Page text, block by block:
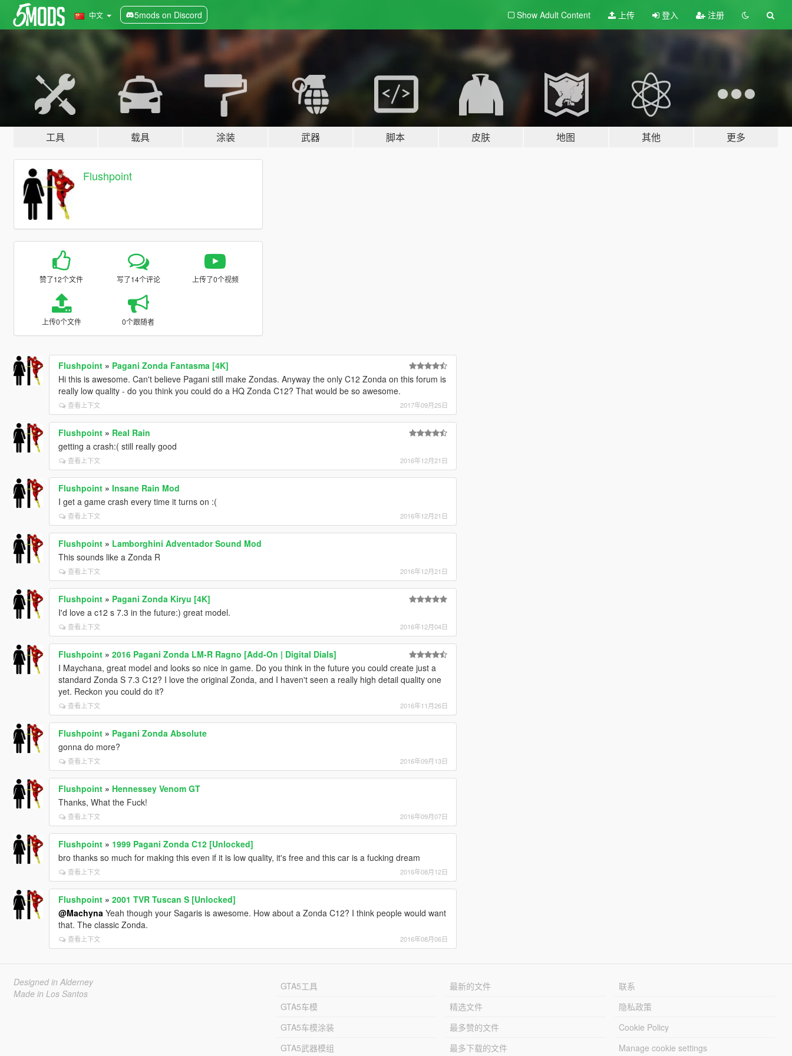
中文 5mods on Discord Show Adult Content 上传 登入 注册
工具 载具 涂装 武器 脚本 皮肤 地图 其他 更多
Flushpoint
赞了12个文件 写了14个评论 上传了0个视频
上传0个文件 0个跟随者
Flushpoint» Pagani Zonda Fantasma [4K]
Hi this is awesome. Can't believe Pagani still make Zondas. Anyway the only C12 Zonda on this forum is
really low quality - do you think you could do a HQ Zonda C12? That would be so awesome.
查看上下文 2017年09月25日
Flushpoint» Real Rain
getting a crash:( still really good
查看上下文 2016年12月21日
Flushpoint» Insane Rain Mod
I get a game crash every time it turns on :(
查看上下文 2016年12月21日
Flushpoint» Lamborghini Adventador Sound Mod
This sounds like a Zonda R
查看上下文 2016年12月21日
Flushpoint» Pagani Zonda Kiryu [4K]
I'd love a c12 s 7.3 in the future:) great model.
查看上下文 2016年12月04日
Flushpoint» 2016 Pagani Zonda LM-R Ragno [Add-On | Digital Dials]
I Maychana, great model and looks so nice in game. Do you think in the future you could create just a
standard Zonda S 7.3 C12? I love the original Zonda, and I haven't seen a really high detail quality one
yet. Reckon you could do it?
查看上下文 2016年11月26日
Flushpoint» Pagani Zonda Absolute
gonna do more?
查看上下文 2016年09月13日
Flushpoint» Hennessey Venom GT
Thanks, What the Fuck!
查看上下文 2016年09月07日
Flushpoint» 1999 Pagani Zonda C12 [Unlocked]
bro thanks so much for making this even if it is low quality, it's free and this car is a fucking dream
查看上下文 2016年08月12日
Flushpoint» 2001 TVR Tuscan S [Unlocked]
@Machyna Yeah though your Sagaris is awesome. How about a Zonda C12? I think people would want
that. The classic Zonda.
查看上下文 2016年08月06日
Designed in Alderney
Made in Los Santos
GTA5工具
GTA5车模
GTA5车模涂装
GTA5武器模组
最新的文件
精选文件
最多赞的文件
最多下载的文件
联系
隐私政策
Cookie Policy
Manage cookie settings